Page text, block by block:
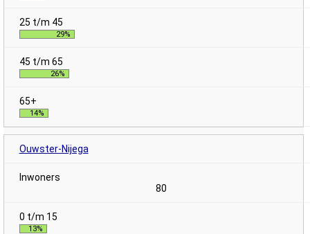
29%
26%
14%
Ouwster-Nijega
80
13%